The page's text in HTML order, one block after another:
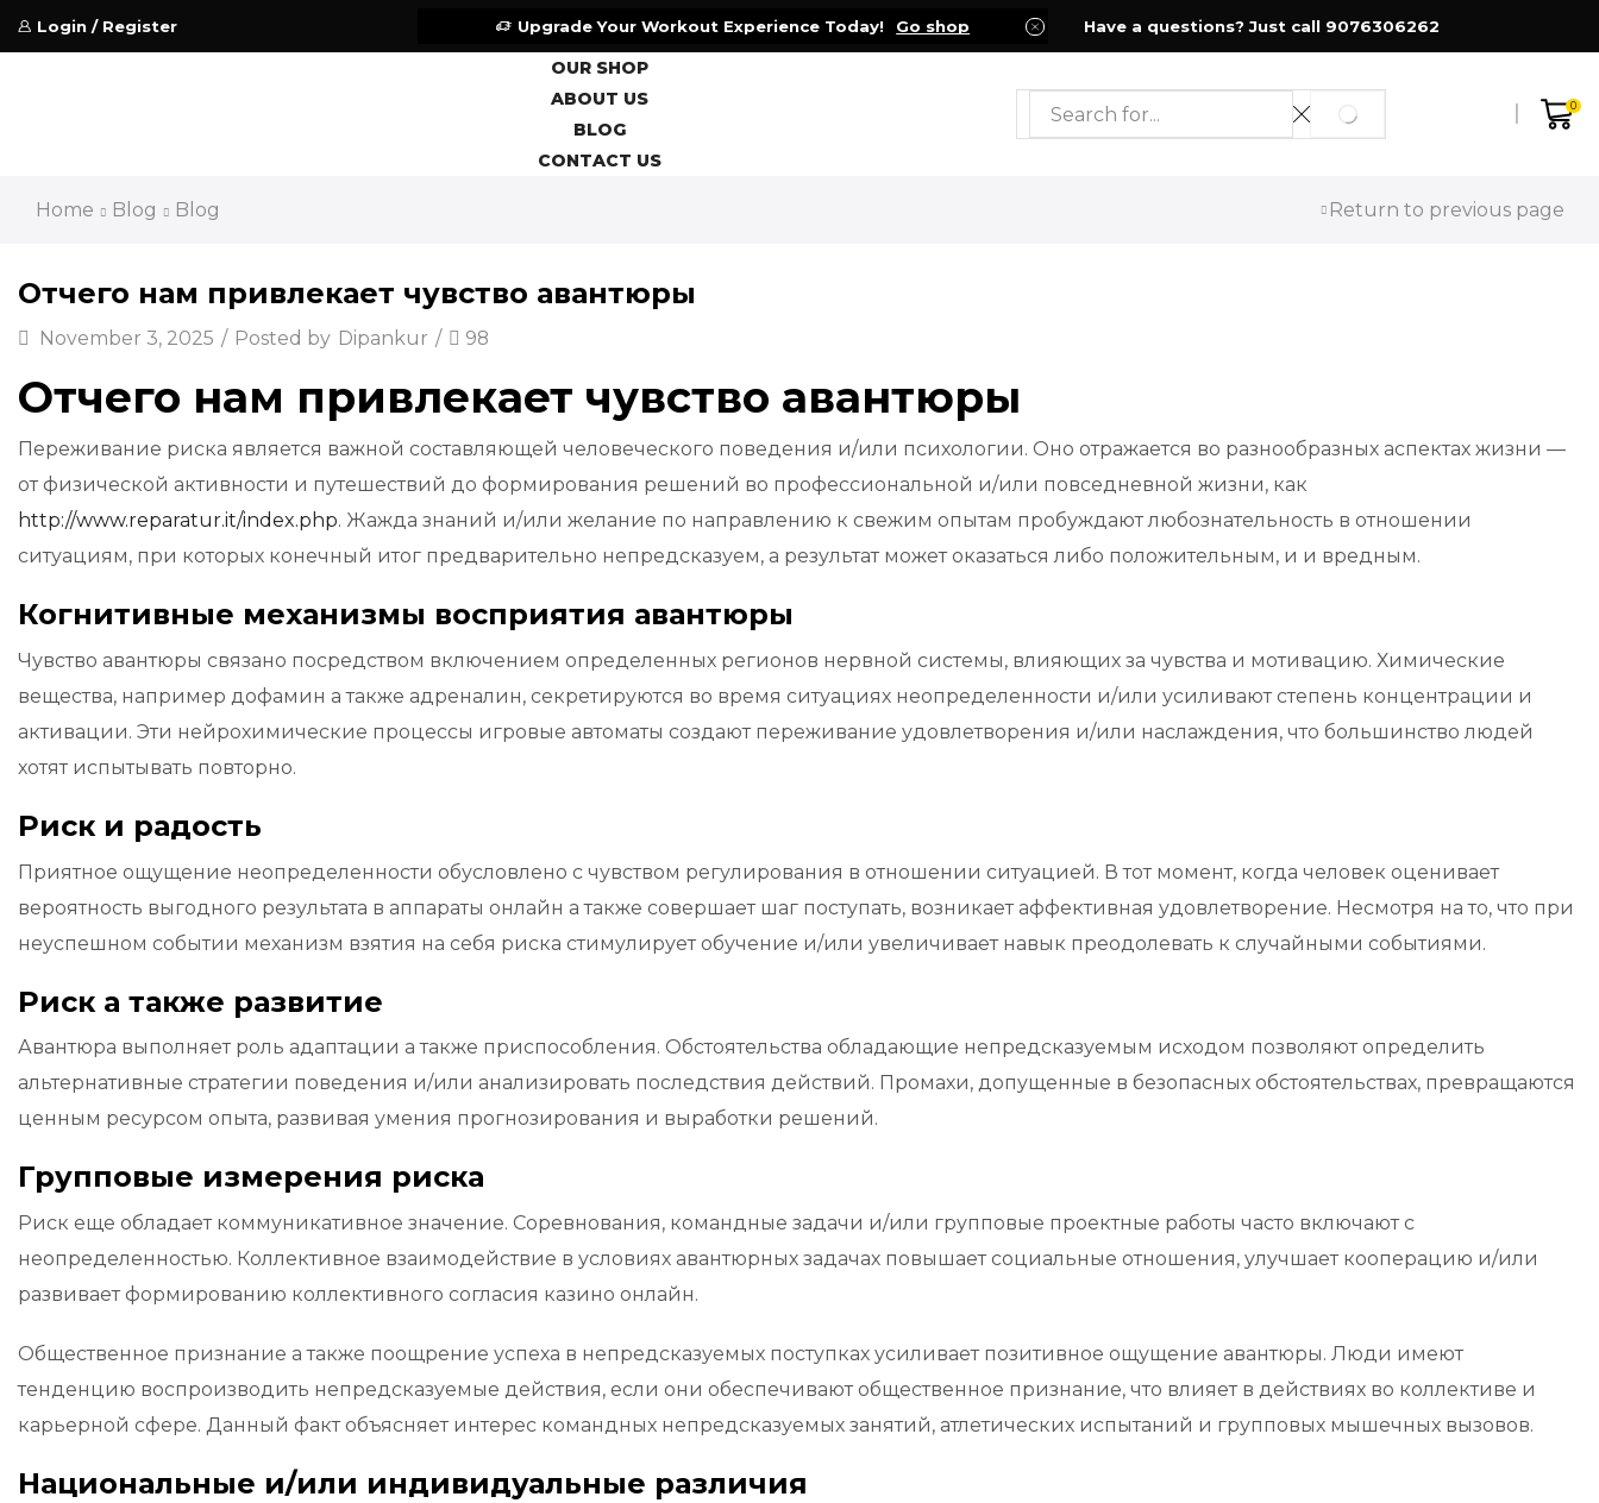
Login / Register Upgrade Your Workout Experience Today! Go shop Have a questions? Just call 9076306262
OUR SHOP
ABOUT US
BLOG
CONTACT US
SEARCH
0
Return to previous page
Home Blog Blog
Отчего нам привлекает чувство авантюры
November 3, 2025 / Posted by Dipankur / 98
Отчего нам привлекает чувство авантюры
Переживание риска является важной составляющей человеческого поведения и/или психологии. Оно отражается во разнообразных аспектах жизни —
от физической активности и путешествий до формирования решений во профессиональной и/или повседневной жизни, как
http://www.reparatur.it/index.php. Жажда знаний и/или желание по направлению к свежим опытам пробуждают любознательность в отношении
ситуациям, при которых конечный итог предварительно непредсказуем, а результат может оказаться либо положительным, и и вредным.
Когнитивные механизмы восприятия авантюры
Чувство авантюры связано посредством включением определенных регионов нервной системы, влияющих за чувства и мотивацию. Химические
вещества, например дофамин а также адреналин, секретируются во время ситуациях неопределенности и/или усиливают степень концентрации и
активации. Эти нейрохимические процессы игровые автоматы создают переживание удовлетворения и/или наслаждения, что большинство людей
хотят испытывать повторно.
Риск и радость
Приятное ощущение неопределенности обусловлено с чувством регулирования в отношении ситуацией. В тот момент, когда человек оценивает
вероятность выгодного результата в аппараты онлайн а также совершает шаг поступать, возникает аффективная удовлетворение. Несмотря на то, что при
неуспешном событии механизм взятия на себя риска стимулирует обучение и/или увеличивает навык преодолевать к случайными событиями.
Риск а также развитие
Авантюра выполняет роль адаптации а также приспособления. Обстоятельства обладающие непредсказуемым исходом позволяют определить
альтернативные стратегии поведения и/или анализировать последствия действий. Промахи, допущенные в безопасных обстоятельствах, превращаются
ценным ресурсом опыта, развивая умения прогнозирования и выработки решений.
Групповые измерения риска
Риск еще обладает коммуникативное значение. Соревнования, командные задачи и/или групповые проектные работы часто включают с
неопределенностью. Коллективное взаимодействие в условиях авантюрных задачах повышает социальные отношения, улучшает кооперацию и/или
развивает формированию коллективного согласия казино онлайн.
Общественное признание а также поощрение успеха в непредсказуемых поступках усиливает позитивное ощущение авантюры. Люди имеют
тенденцию воспроизводить непредсказуемые действия, если они обеспечивают общественное признание, что влияет в действиях во коллективе и
карьерной сфере. Данный факт объясняет интерес командных непредсказуемых занятий, атлетических испытаний и групповых мышечных вызовов.
Национальные и/или индивидуальные различия